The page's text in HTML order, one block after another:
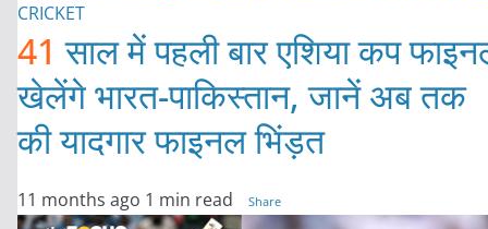
CRICKET
41 साल में पहली बार एशिया कप
खेलेंगे भारत-पाकिस्तान, जानें अब तक
की यादगार फाइनल भिंड़त
11 months ago 1 min read Share